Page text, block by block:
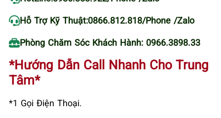
Hỗ Trợ Kỹ Thuật:0866.812.818/Phone /Zalo
Phòng Chăm Sóc Khách Hành: 0966.3898.33
*Hướng Dẫn Call Nhanh Cho Trung
Tâm*
*1 Gọi Điện Thoại.